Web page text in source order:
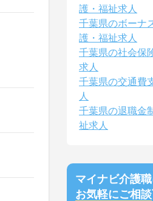
護・福祉求人
千葉県のボーナ
護・福祉求人
千葉県の社会保
求人
千葉県の交通費
人
千葉県の退職金
祉求人
マイナビ介護
お気軽にご相談